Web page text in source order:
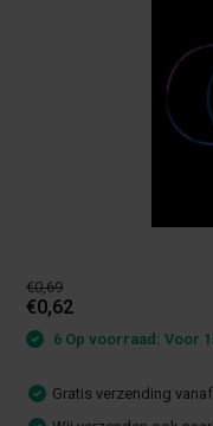
€0,69
€0,62
6 Op voorraad: Voor
Gratis verzending